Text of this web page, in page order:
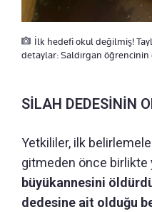
İlk hedefi okul değilmiş!
detaylar: Saldırgan öğrencinin
SİLAH DEDESİNİN
Yetkililer, ilk
gitmeden önce birlikte
büyükannesini
dedesine ait olduğu